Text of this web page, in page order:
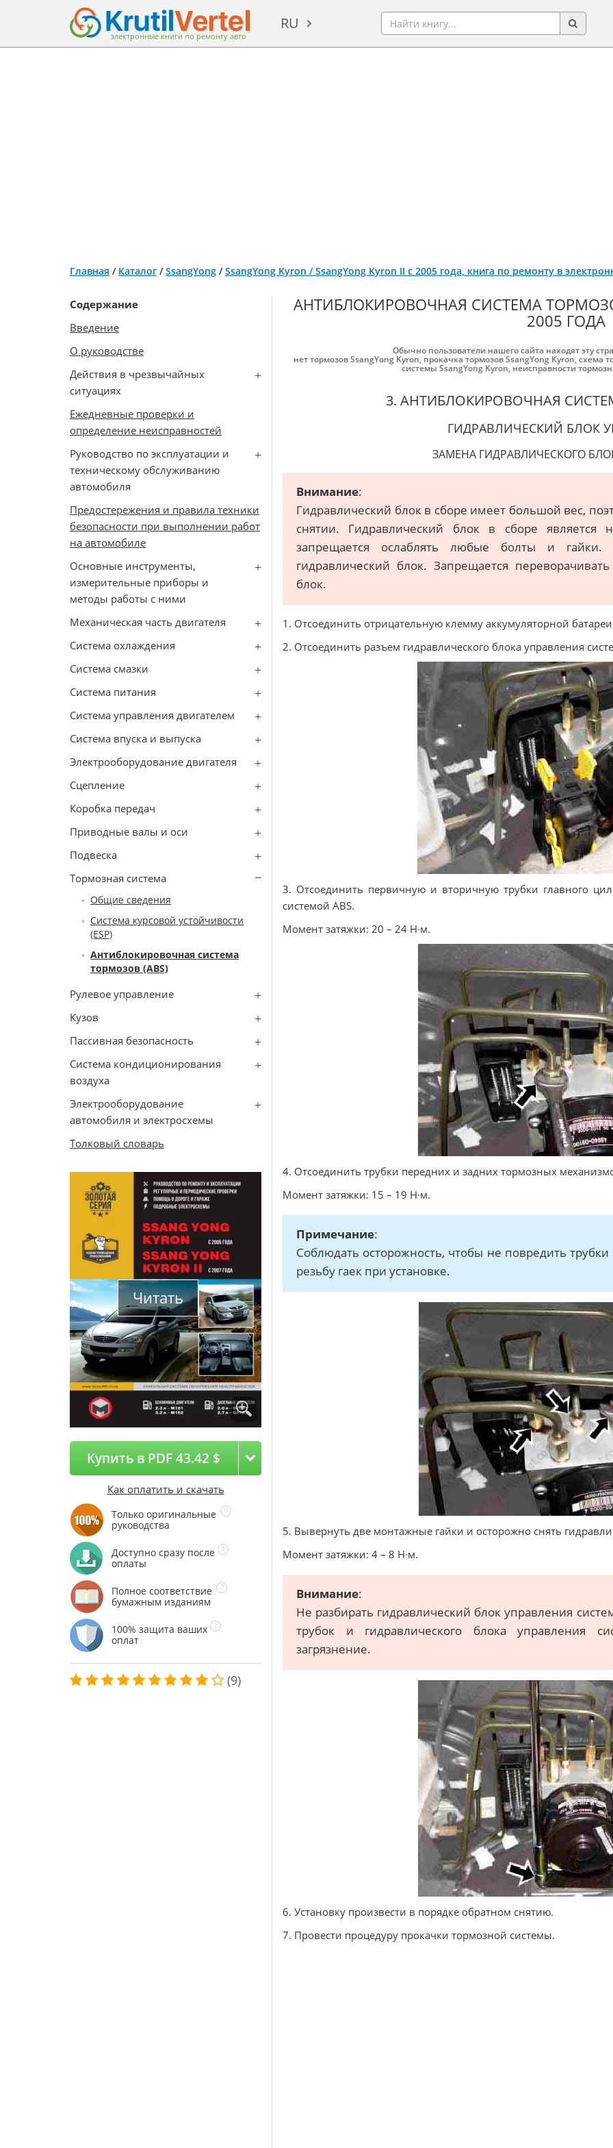
электронные книги по ремонту авто
RU
Главная / Каталог /SsangYong /SsangYong Kyron / SsangYong Kyron II с 2005 года, книга по ремонту в
Содержание
Введение
О руководстве
Действия в чрезвычайных
ситуациях
Ежедневные проверки и
определение неисправностей
Руководство по эксплуатации и
техническому обслуживанию
автомобиля
Предостережения и правила техники
безопасности при выполнении работ
на автомобиле
Основные инструменты,
измерительные приборы и
методы работы с ними
Механическая часть двигателя
Система охлаждения
Система смазки
Система питания
Система управления двигателем
Система впуска и выпуска
Электрооборудование двигателя
Сцепление
Коробка передач
Приводные валы и оси
Подвеска
Тормозная система
Общие сведения
Система курсовой устойчивости
(ESP)
Антиблокировочная система
тормозов (ABS)
Рулевое управление
Кузов
Пассивная безопасность
Система кондиционирования
воздуха
Электрооборудование
автомобиля и электросхемы
Толковый словарь
Читать
Купить в PDF 43.42 $
Как оплатить и скачать
Только оригинальные
руководства
Доступно сразу после
оплаты
Полное соответствие
бумажным изданиям
100% защита ваших
оплат
(9)
АНТИБЛОКИРОВОЧНАЯ СИСТЕМА ТОРМОЗОВ
2005 ГОДА
Обычно пользователи нашего сайта находят эту
нет тормозов SsangYong Kyron, прокачка тормозов SsangYong Kyron,схема
системы SsangYong Kyron, неисправности
3. АНТИБЛОКИРОВОЧНАЯ
ГИДРАВЛИЧЕСКИЙ БЛОК
ЗАМЕНА ГИДРАВЛИЧЕСКОГО
Внимание:
Гидравлический блок в сборе имеет большой вес,
снятии. Гидравлический блок в сборе является
запрещается ослаблять любые болты и гайки.
гидравлический блок. Запрещается
блок.
1. Отсоединить отрицательную клемму аккумуляторной
2. Отсоединить разъем гидравлического блока управления
3. Отсоединить первичную и вторичную трубки главного
системой ABS.
Момент затяжки: 20 – 24 Н∙м.
4. Отсоединить трубки передних и задних тормозных
Момент затяжки: 15 – 19 Н∙м.
Примечание:
Соблюдать осторожность, чтобы не повредить
резьбу гаек при установке.
5. Вывернуть две монтажные гайки и осторожно снять
Момент затяжки: 4 – 8 Н∙м.
Внимание:
Не разбирать гидравлический блок управления
трубок и гидравлического блока управления
загрязнение.
6. Установку произвести в порядке обратном снятию.
7. Провести процедуру прокачки тормозной системы.